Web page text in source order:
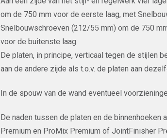
om de 750 mm voor de eerste laag, met
Snelbouwschroeven (212/55 mm) om de 750
voor de buitenste laag.
De platen, in principe, verticaal tegen de stijlen
aan de andere zijde als t.o.v. de platen aan
In de spouw van de wand eventueel
De naden tussen de platen en de
Premium en ProMix Premium of JointFinisher